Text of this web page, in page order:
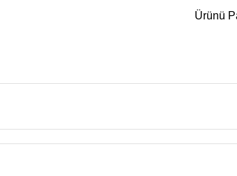
Ürünü